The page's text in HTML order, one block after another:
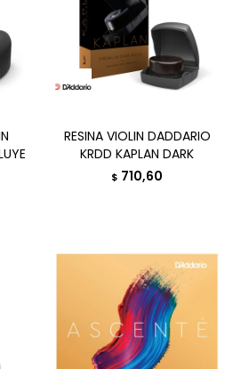
RESINA VIOLIN DADDARIO
KRDD KAPLAN DARK
$ 710,60